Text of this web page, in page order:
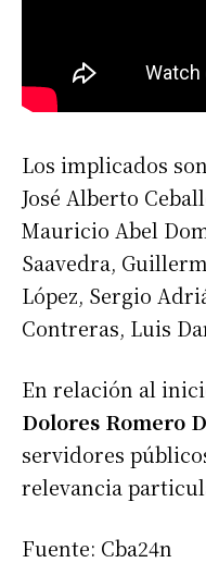
Los implicados
José Alberto
Mauricio Abel
Saavedra,
López, Sergio
Contreras, Luis
En relación al
Dolores Romero
servidores
relevancia
Fuente: Cba24n